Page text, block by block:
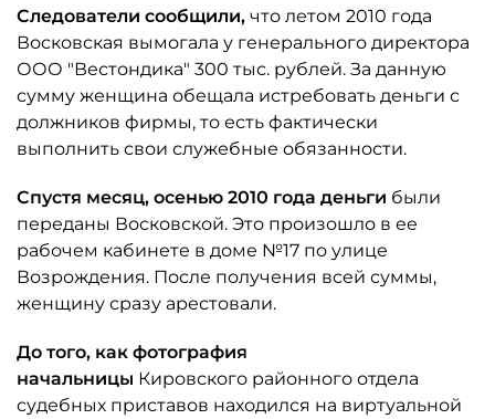
Следователи сообщили, что летом 2010 года
Восковская вымогала у генерального директора
ООО "Вестондика" 300 тыс. рублей. За данную
сумму женщина обещала истребовать деньги с
должников фирмы, то есть фактически
выполнить свои служебные обязанности.
Спустя месяц, осенью 2010 года деньги были
переданы Восковской. Это произошло в ее
рабочем кабинете в доме №17 по улице
Возрождения. После получения всей суммы,
женщину сразу арестовали.
До того, как фотография
начальницы Кировского районного отдела
судебных приставов находился на виртуальной